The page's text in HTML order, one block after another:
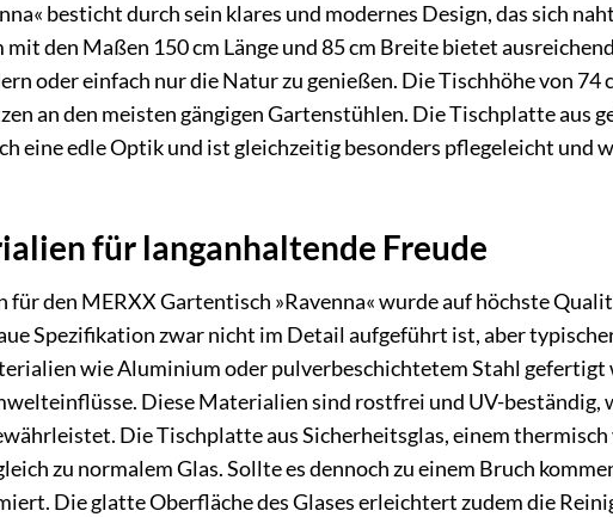
besticht durch sein klares und modernes Design, das sich
den Maßen 150 cm Länge und 85 cm Breite bietet
oder einfach nur die Natur zu genießen. Die Tischhöhe von
an den meisten gängigen Gartenstühlen. Die Tischplatte aus
eine edle Optik und ist gleichzeitig besonders pflegeleicht und
für langanhaltende Freude
den MERXX Gartentisch »Ravenna« wurde auf höchste
Spezifikation zwar nicht im Detail aufgeführt ist, aber
wie Aluminium oder pulverbeschichtetem Stahl
Diese Materialien sind rostfrei und UV-beständig,
Die Tischplatte aus Sicherheitsglas, einem
zu normalem Glas. Sollte es dennoch zu einem Bruch
Die glatte Oberfläche des Glases erleichtert zudem die